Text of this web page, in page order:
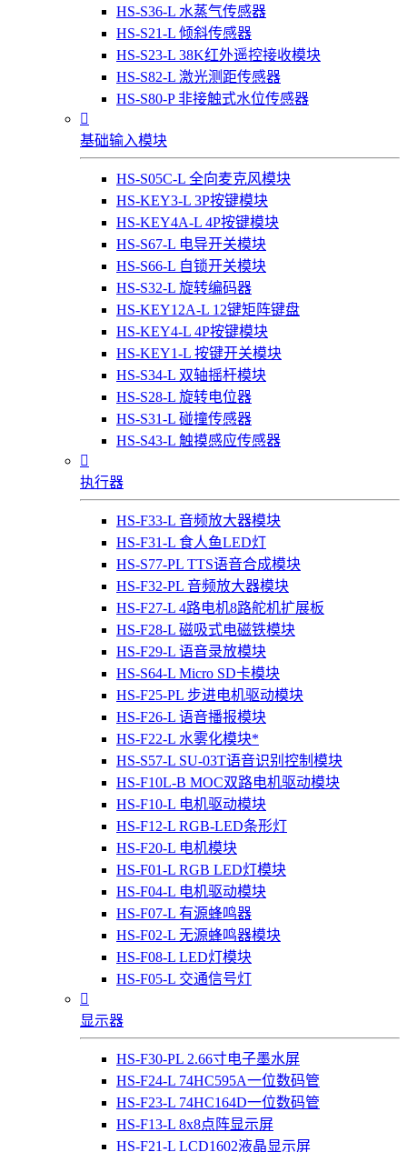
HS-S36-L 水蒸气传感器
HS-S21-L 倾斜传感器
HS-S23-L 38K红外遥控接收模块
HS-S82-L 激光测距传感器
HS-S80-P 非接触式水位传感器

基础输入模块
HS-S05C-L 全向麦克风模块
HS-KEY3-L 3P按键模块
HS-KEY4A-L 4P按键模块
HS-S67-L 电导开关模块
HS-S66-L 自锁开关模块
HS-S32-L 旋转编码器
HS-KEY12A-L 12键矩阵键盘
HS-KEY4-L 4P按键模块
HS-KEY1-L 按键开关模块
HS-S34-L 双轴摇杆模块
HS-S28-L 旋转电位器
HS-S31-L 碰撞传感器
HS-S43-L 触摸感应传感器

执行器
HS-F33-L 音频放大器模块
HS-F31-L 食人鱼LED灯
HS-S77-PL TTS语音合成模块
HS-F32-PL 音频放大器模块
HS-F27-L 4路电机8路舵机扩展板
HS-F28-L 磁吸式电磁铁模块
HS-F29-L 语音录放模块
HS-S64-L Micro SD卡模块
HS-F25-PL 步进电机驱动模块
HS-F26-L 语音播报模块
HS-F22-L 水雾化模块*
HS-S57-L SU-03T语音识别控制模块
HS-F10L-B MOC双路电机驱动模块
HS-F10-L 电机驱动模块
HS-F12-L RGB-LED条形灯
HS-F20-L 电机模块
HS-F01-L RGB LED灯模块
HS-F04-L 电机驱动模块
HS-F07-L 有源蜂鸣器
HS-F02-L 无源蜂鸣器模块
HS-F08-L LED灯模块
HS-F05-L 交通信号灯

显示器
HS-F30-PL 2.66寸电子墨水屏
HS-F24-L 74HC595A一位数码管
HS-F23-L 74HC164D一位数码管
HS-F13-L 8x8点阵显示屏
HS-F21-L LCD1602液晶显示屏